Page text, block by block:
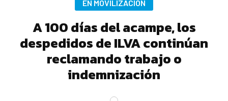
EN MOVILIZACIÓN
A 100 días del acampe, los
despedidos de ILVA continúan
reclamando trabajo o
indemnización